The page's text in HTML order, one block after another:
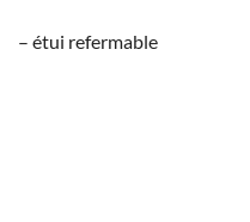
– étui refermable